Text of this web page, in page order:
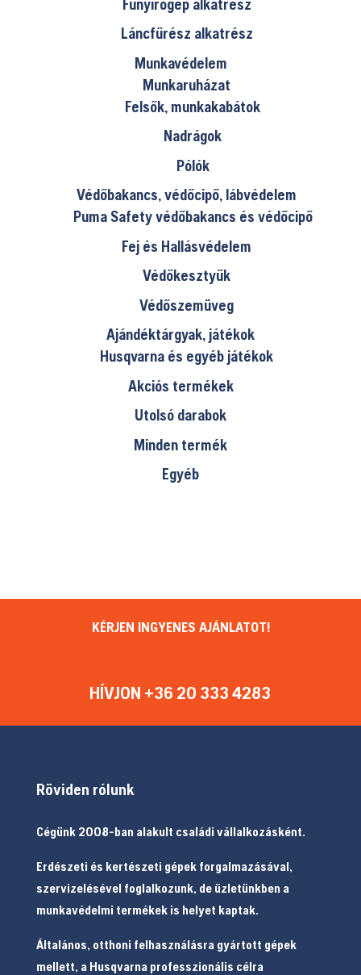
Fűnyírógép alkatrész
Láncfűrész alkatrész
Munkavédelem
Munkaruházat
Felsők, munkakabátok
Nadrágok
Pólók
Védőbakancs, védőcipő, lábvédelem
Puma Safety védőbakancs és védőcipő
Fej és Hallásvédelem
Védőkesztyűk
Védőszemüveg
Ajándéktárgyak, játékok
Husqvarna és egyéb játékok
Akciós termékek
Utolsó darabok
Minden termék
Egyéb
KÉRJEN INGYENES AJÁNLATOT!
HÍVJON +36 20 333 4283
Röviden rólunk
Cégünk 2008-ban alakult családi vállalkozásként.
Erdészeti és kertészeti gépek forgalmazásával,
szervizelésével foglalkozunk, de üzletünkben a
munkavédelmi termékek is helyet kaptak.
Általános, otthoni felhasználásra gyártott gépek
mellett, a Husqvarna professzionális célra